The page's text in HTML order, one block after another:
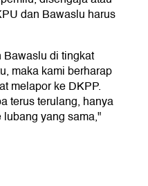
dan Bawaslu harus
di tingkat
maka kami berharap
melapor ke DKPP.
terus terulang, hanya
yang sama,"